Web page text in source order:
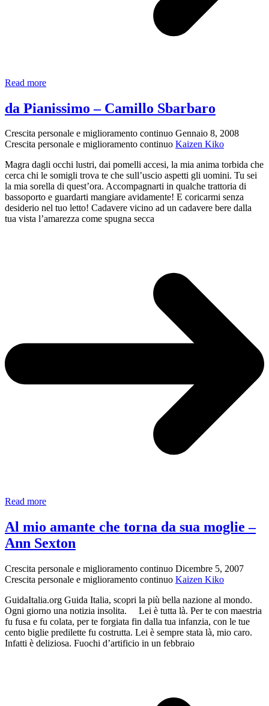
Read moreLo
Trilussa
da Pianissimo – Camillo Sbarbaro
Crescita personale e miglioramento continuo Gennaio 8, 2008
Crescita personale e miglioramento continuo Kaizen Kiko
Magra dagli occhi lustri, dai pomelli accesi, la mia anima torbida che
cerca chi le somigli trova te che sull’uscio aspetti gli uomini. Tu sei
la mia sorella di quest’ora. Accompagnarti in qualche trattoria di
bassoporto e guardarti mangiare avidamente! E coricarmi senza
desiderio nel tuo letto! Cadavere vicino ad un cadavere bere dalla
tua vista l’amarezza come spugna secca
Read moreda
Camillo
Sbarbaro
Al mio amante che torna da sua moglie –
Ann Sexton
Crescita personale e miglioramento continuo Dicembre 5, 2007
Crescita personale e miglioramento continuo Kaizen Kiko
GuidaItalia.org Guida Italia, scopri la più bella nazione al mondo.
Ogni giorno una notizia insolita. Lei è tutta là. Per te con maestria
fu fusa e fu colata, per te forgiata fin dalla tua infanzia, con le tue
cento biglie predilette fu costrutta. Lei è sempre stata là, mio caro.
Infatti è deliziosa. Fuochi d’artificio in un febbraio